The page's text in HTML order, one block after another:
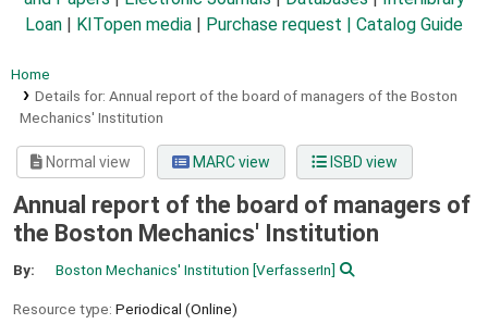
Loan
KITopen media Purchase request | Catalog Guide
Home
Details for: Annual report of the board of managers of the Boston
Mechanics' Institution
Normal view MARC view ISBD view
Annual report of the board of managers of
the Boston Mechanics' Institution
By: Boston Mechanics' Institution [VerfasserIn]
Resource type: Periodical (Online)